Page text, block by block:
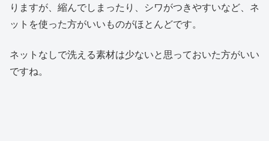
りますが、縮んでしまったり、シワがつきやすいなど、ネ
ットを使った方がいいものがほとんどです。
ネットなしで洗える素材は少ないと思っておいた方がいい
ですね。